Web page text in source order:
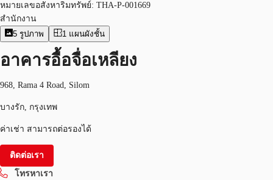
หมายเลขอสังหาริมทรัพย์: THA-P-001669
สำนักงาน
5 รูปภาพ 1 แผนผังชั้น
อาคารอื้อจื่อเหลียง
968, Rama 4 Road, Silom
บางรัก, กรุงเทพ
ค่าเช่า สามารถต่อรองได้
ติดต่อเรา
โทรหาเรา